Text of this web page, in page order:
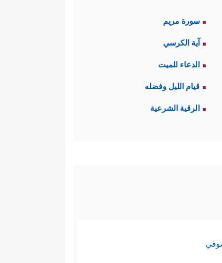
سورة مريم
آية الكرسي
الدعاء للميت
قيام الليل وفضله
الرقية الشرعية